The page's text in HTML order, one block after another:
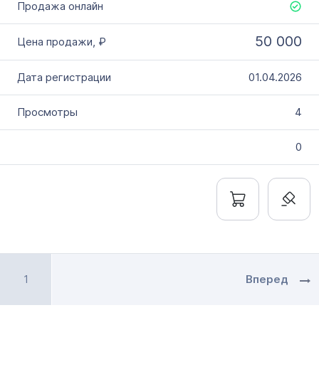
50 000
01.04.2026
4
0
1 Вперед